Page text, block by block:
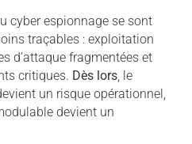
cyber espionnage se sont
traçables : exploitation
d’attaque fragmentées et
critiques. Dès lors , le
un risque opérationnel,
devient un